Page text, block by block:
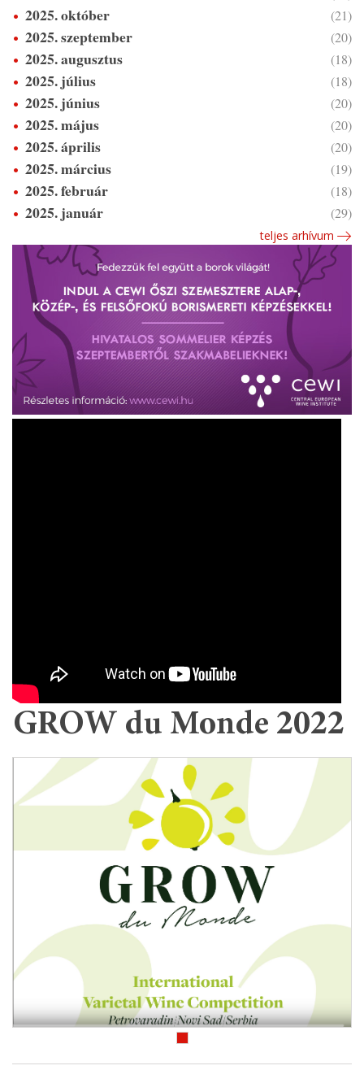
2025. október (21)
2025. szeptember (20)
2025. augusztus (18)
2025. július (18)
2025. június (20)
2025. május (20)
2025. április (20)
2025. március (19)
2025. február (18)
2025. január (29)
teljes arhívum
GROW du Monde 2022